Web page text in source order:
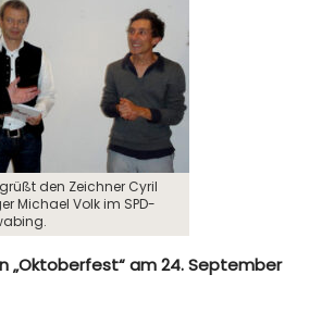
den Zeichner Cyril
Michael Volk im SPD-
„Oktoberfest“ am 24. September